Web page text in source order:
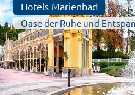
Hotels Marienbad
Oase der Ruhe und